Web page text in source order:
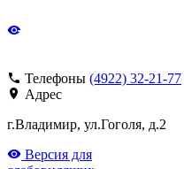
Телефоны (4922) 32-21-77
Адрес
г.Владимир, ул.Гоголя, д.2
Версия для